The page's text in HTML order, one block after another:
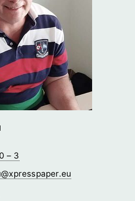
– 3
@­xpresspaper.eu